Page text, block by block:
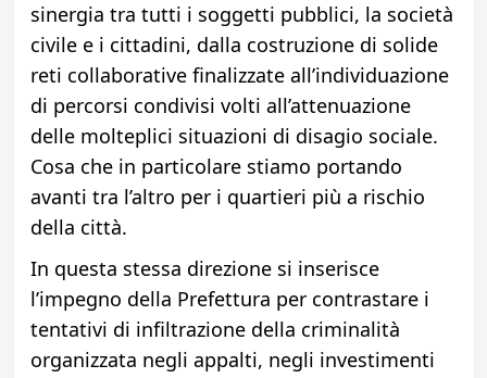
sinergia tra tutti i soggetti pubblici, la società
civile e i cittadini, dalla costruzione di solide
reti collaborative finalizzate all’individuazione
di percorsi condivisi volti all’attenuazione
delle molteplici situazioni di disagio sociale.
Cosa che in particolare stiamo portando
avanti tra l’altro per i quartieri più a rischio
della città.
In questa stessa direzione si inserisce
l’impegno della Prefettura per contrastare i
tentativi di infiltrazione della criminalità
organizzata negli appalti, negli investimenti